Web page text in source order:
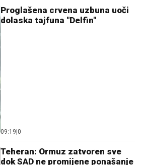
Proglašena crvena uzbuna uoči
dolaska tajfuna "Delfin"
09:19 0
Teheran: Ormuz zatvoren sve
dok SAD ne promijene ponašanje